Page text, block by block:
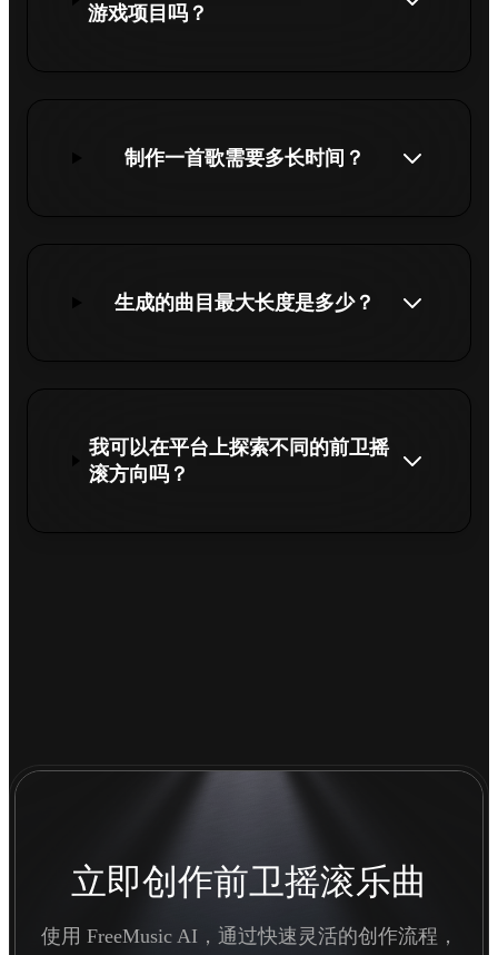
游戏项目吗？
制作一首歌需要多长时间？
生成的曲目最大长度是多少？
我可以在平台上探索不同的前卫摇
滚方向吗？
立即创作前卫摇滚乐曲
使用 FreeMusic AI，通过快速灵活的创作流程，